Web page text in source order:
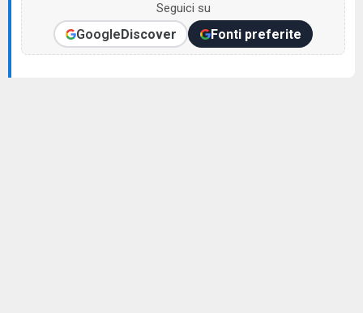
Seguici su
GoogleDiscover Fonti preferite